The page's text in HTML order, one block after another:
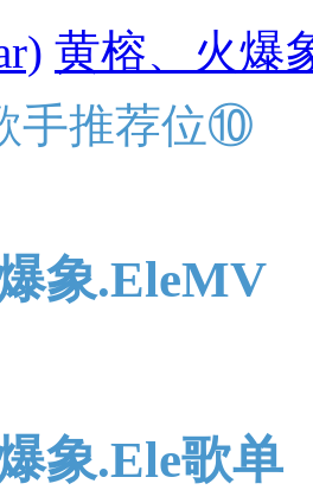
黄榕、火爆
手推荐位⑩
象.EleMV
象.Ele歌单